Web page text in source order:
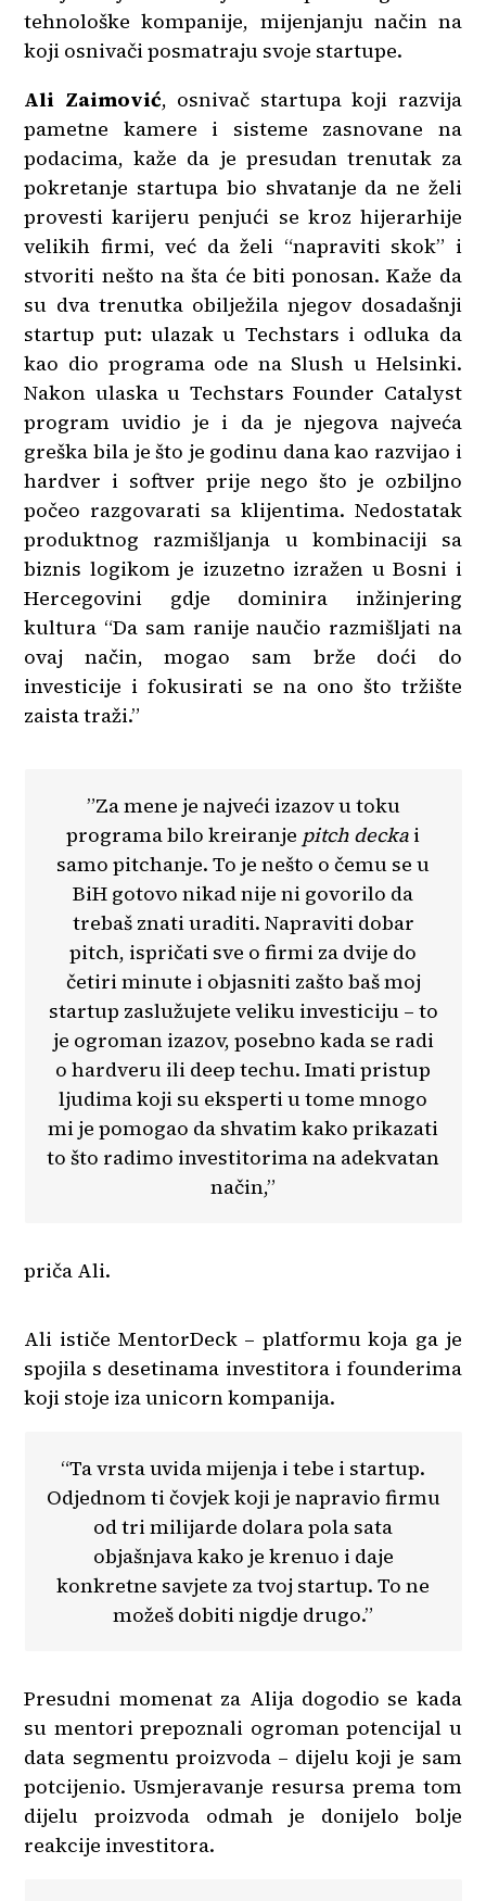
tehnološke kompanije, mijenjanju način na
koji osnivači posmatraju svoje startupe.
Ali Zaimović, osnivač startupa koji razvija
pametne kamere i sisteme zasnovane na
podacima, kaže da je presudan trenutak za
pokretanje startupa bio shvatanje da ne želi
provesti karijeru penjući se kroz hijerarhije
velikih firmi, već da želi “napraviti skok” i
stvoriti nešto na šta će biti ponosan. Kaže da
su dva trenutka obilježila njegov dosadašnji
startup put: ulazak u Techstars i odluka da
kao dio programa ode na Slush u Helsinki.
Nakon ulaska u Techstars Founder Catalyst
program uvidio je i da je njegova najveća
greška bila je što je godinu dana kao razvijao i
hardver i softver prije nego što je ozbiljno
počeo razgovarati sa klijentima. Nedostatak
produktnog razmišljanja u kombinaciji sa
biznis logikom je izuzetno izražen u Bosni i
Hercegovini gdje dominira inžinjering
kultura “Da sam ranije naučio razmišljati na
ovaj način, mogao sam brže doći do
investicije i fokusirati se na ono što tržište
zaista traži.”
”Za mene je najveći izazov u toku
programa bilo kreiranje pitch decka i
samo pitchanje. To je nešto o čemu se u
BiH gotovo nikad nije ni govorilo da
trebaš znati uraditi. Napraviti dobar
pitch, ispričati sve o firmi za dvije do
četiri minute i objasniti zašto baš moj
startup zaslužujete veliku investiciju – to
je ogroman izazov, posebno kada se radi
o hardveru ili deep techu. Imati pristup
ljudima koji su eksperti u tome mnogo
mi je pomogao da shvatim kako prikazati
to što radimo investitorima na adekvatan
način,”
priča Ali.
Ali ističe MentorDeck – platformu koja ga je
spojila s desetinama investitora i founderima
koji stoje iza unicorn kompanija.
“Ta vrsta uvida mijenja i tebe i startup.
Odjednom ti čovjek koji je napravio firmu
od tri milijarde dolara pola sata
objašnjava kako je krenuo i daje
konkretne savjete za tvoj startup. To ne
možeš dobiti nigdje drugo.”
Presudni momenat za Alija dogodio se kada
su mentori prepoznali ogroman potencijal u
data segmentu proizvoda – dijelu koji je sam
potcijenio. Usmjeravanje resursa prema tom
dijelu proizvoda odmah je donijelo bolje
reakcije investitora.